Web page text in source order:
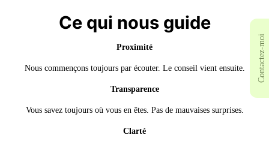
Ce qui nous guide
Proximité
Nous commençons toujours par écouter. Le conseil vient ensuite.
Transparence
Vous savez toujours où vous en êtes. Pas de mauvaises surprises.
Clarté
Contactez-moi